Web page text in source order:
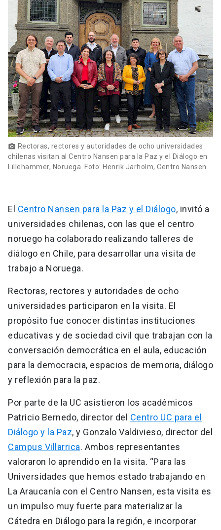
Personal
Alumni launch
Padres y familia
Vecinos launch
Mi Cuenta UC launch
Correo UC launch
Mi Portal UC launch
Medios Biblioteca launch
Donaciones launch
photo_camera Rectoras, rectores y autoridades de ocho universidades
chilenas visitan al Centro Nansen para la Paz y el Diálogo en
Lillehammer, Noruega. Foto: Henrik Jarholm, Centro Nansen.
El Centro Nansen para la Paz y el Diálogo, invitó a
universidades chilenas, con las que el centro
noruego ha colaborado realizando talleres de
diálogo en Chile, para desarrollar una visita de
trabajo a Noruega.
Rectoras, rectores y autoridades de ocho
universidades participaron en la visita. El
propósito fue conocer distintas instituciones
educativas y de sociedad civil que trabajan con la
conversación democrática en el aula, educación
para la democracia, espacios de memoria, diálogo
y reflexión para la paz.
Por parte de la UC asistieron los académicos
Patricio Bernedo, director del Centro UC para el
Diálogo y la Paz, y Gonzalo Valdivieso, director del
Campus Villarrica. Ambos representantes
valoraron lo aprendido en la visita. “Para las
Universidades que hemos estado trabajando en
La Araucanía con el Centro Nansen, esta visita es
un impulso muy fuerte para materializar la
Cátedra en Diálogo para la región, e incorporar